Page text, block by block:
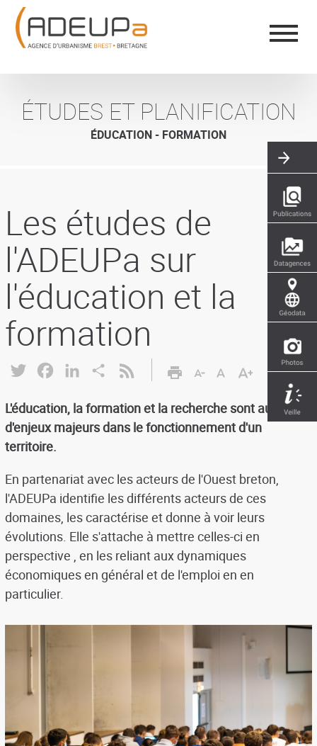
Aller
contenu
principal
ÉTUDES ET PLANIFICATION
ÉDUCATION - FORMATION
Les études de
l'ADEUPa sur
l'éducation et la
formation
Twitter FacebookLinkedInShare
L'éducation, la formation et la recherche sont autant
d'enjeux majeurs dans le fonctionnement d'un
territoire.
En partenariat avec les acteurs de l'Ouest breton,
l'ADEUPa identifie les différents acteurs de ces
domaines, les caractérise et donne à voir leurs
évolutions. Elle s'attache à mettre celles-ci en
perspective , en les reliant aux dynamiques
économiques en général et de l'emploi en en
particulier.
Panneau de gestion des cookies